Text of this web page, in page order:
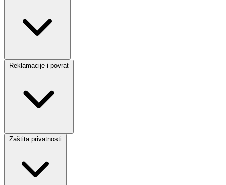
Reklamacije i povrat
Zaštita privatnosti